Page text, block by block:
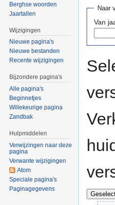
Naar
Van
Berghse woorden
Jaartallen
Wijzigingen
Nieuwe pagina's
Nieuwe bestanden
Recente wijzigingen
Bijzondere pagina's
Alle pagina's
Beginnetjes
Willekeurige pagina
Zandbak
Hulpmiddelen
Verwijzingen naar deze
pagina
Verwante wijzigingen
Atom
Speciale pagina's
Paginagegevens